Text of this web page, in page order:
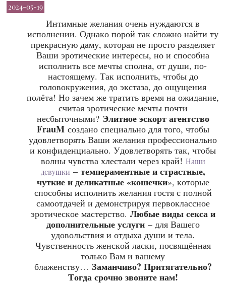
2024-05-19
Интимные желания очень нуждаются в
исполнении. Однако порой так сложно найти ту
прекрасную даму, которая не просто разделяет
Ваши эротические интересы, но и способна
исполнить все мечты сполна, от души, по-
настоящему. Так исполнить, чтобы до
головокружения, до экстаза, до ощущения
полёта! Но зачем же тратить время на ожидание,
считая эротические мечты почти
несбыточными? Элитное эскорт агентство
FrauMсоздано специально для того, чтобы
удовлетворять Ваши желания профессионально
и конфиденциально. Удовлетворять так, чтобы
волны чувства хлестали через край! Наши
девушки – темпераментные и страстные,
чуткие и деликатные «кошечки», которые
способны исполнить желания гостя с полной
самоотдачей и демонстрируя первоклассное
эротическое мастерство. Любые виды секса и
дополнительные услуги – для Вашего
удовольствия и отдыха души и тела.
Чувственность женской ласки, посвящённая
только Вам и вашему
блаженству… Заманчиво? Притягательно?
Тогда срочно звоните нам!